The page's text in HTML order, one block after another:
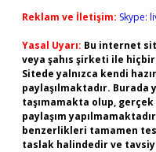
Reklam ve İletişim: Skype:
Yasal Uyarı: Bu internet
veya şahıs şirketi ile
Sitede yalnızca kendi
paylaşılmaktadır.
taşımamakta olup,
paylaşım
benzerlikleri tamamen
taslak halindedir ve